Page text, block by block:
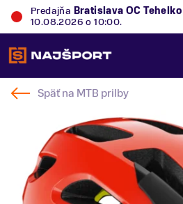
Predajňa Bratislava OC Tehelko
10.08.2026 o 10:00.
Späť na MTB prilby